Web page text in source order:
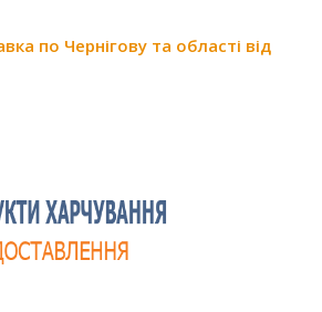
по Чернігову та області від